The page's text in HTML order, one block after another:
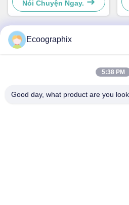
Nói Chuyện Ngay.
Đường Cửu Nghĩa 58, Quận
Ecoographix
5:38 PM
Good day, what product are you